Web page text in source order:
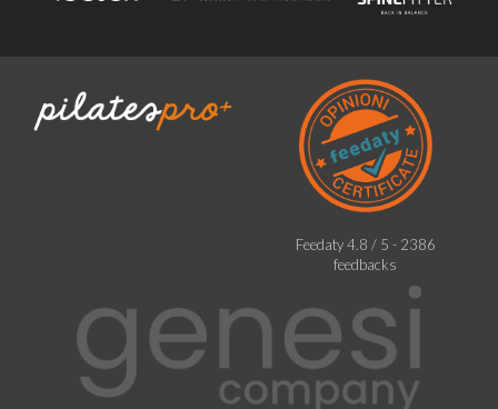
Feedaty4.8 / 5 - 2386
feedbacks